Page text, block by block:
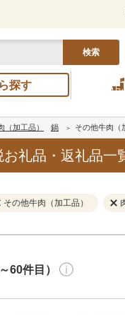
検索
探す
（加工品） 鍋 その他牛肉（
礼品・返礼品一
その他牛肉（加工品）
60件目）